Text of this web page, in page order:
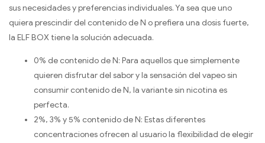
sus necesidades y preferencias individuales. Ya sea que uno
quiera prescindir del contenido de N o prefiera una dosis fuerte,
la ELF BOX tiene la solución adecuada.
0% de contenido de N: Para aquellos que simplemente
quieren disfrutar del sabor y la sensación del vapeo sin
consumir contenido de N, la variante sin nicotina es
perfecta.
2%, 3% y 5% contenido de N: Estas diferentes
concentraciones ofrecen al usuario la flexibilidad de elegir